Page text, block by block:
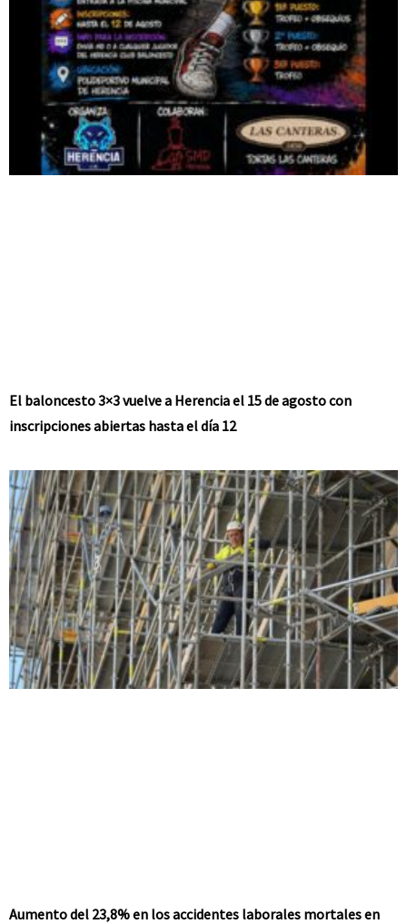
El baloncesto 3×3 vuelve a Herencia el 15 de agosto con
inscripciones abiertas hasta el día 12
Aumento del 23,8% en los accidentes laborales mortales en